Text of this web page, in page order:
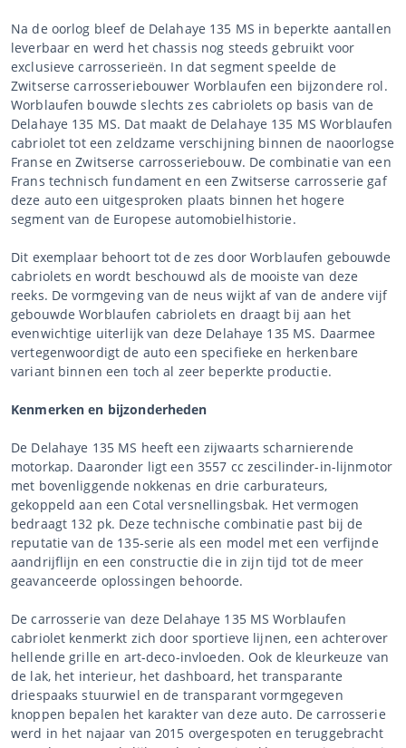
Na de oorlog bleef de Delahaye 135 MS in beperkte aantallen
leverbaar en werd het chassis nog steeds gebruikt voor
exclusieve carrosserieën. In dat segment speelde de
Zwitserse carrosseriebouwer Worblaufen een bijzondere rol.
Worblaufen bouwde slechts zes cabriolets op basis van de
Delahaye 135 MS. Dat maakt de Delahaye 135 MS Worblaufen
cabriolet tot een zeldzame verschijning binnen de naoorlogse
Franse en Zwitserse carrosseriebouw. De combinatie van een
Frans technisch fundament en een Zwitserse carrosserie gaf
deze auto een uitgesproken plaats binnen het hogere
segment van de Europese automobielhistorie.
Dit exemplaar behoort tot de zes door Worblaufen gebouwde
cabriolets en wordt beschouwd als de mooiste van deze
reeks. De vormgeving van de neus wijkt af van de andere vijf
gebouwde Worblaufen cabriolets en draagt bij aan het
evenwichtige uiterlijk van deze Delahaye 135 MS. Daarmee
vertegenwoordigt de auto een specifieke en herkenbare
variant binnen een toch al zeer beperkte productie.
Kenmerken en bijzonderheden
De Delahaye 135 MS heeft een zijwaarts scharnierende
motorkap. Daaronder ligt een 3557 cc zescilinder-in-lijnmotor
met bovenliggende nokkenas en drie carburateurs,
gekoppeld aan een Cotal versnellingsbak. Het vermogen
bedraagt 132 pk. Deze technische combinatie past bij de
reputatie van de 135-serie als een model met een verfijnde
aandrijflijn en een constructie die in zijn tijd tot de meer
geavanceerde oplossingen behoorde.
De carrosserie van deze Delahaye 135 MS Worblaufen
cabriolet kenmerkt zich door sportieve lijnen, een achterover
hellende grille en art-deco-invloeden. Ook de kleurkeuze van
de lak, het interieur, het dashboard, het transparante
driespaaks stuurwiel en de transparant vormgegeven
knoppen bepalen het karakter van deze auto. De carrosserie
werd in het najaar van 2015 overgespoten en teruggebracht